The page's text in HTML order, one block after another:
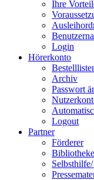
Ihre
Login
Hörerkonto
Archiv
Passwort
Logout
Partner
Förderer